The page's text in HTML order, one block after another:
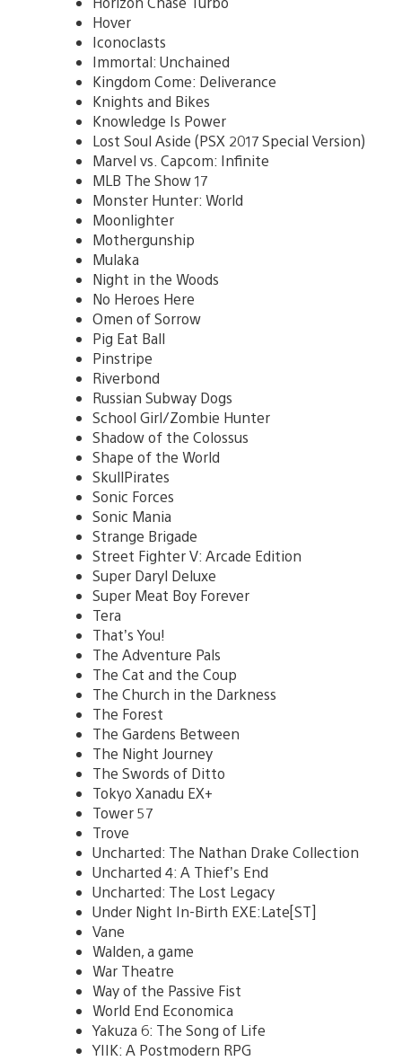
Hover
Iconoclasts
Immortal: Unchained
Kingdom Come: Deliverance
Knights and Bikes
Knowledge Is Power
Lost Soul Aside (PSX 2017 Special Version)
Marvel vs. Capcom: Infinite
MLB The Show 17
Monster Hunter: World
Moonlighter
Mothergunship
Mulaka
Night in the Woods
No Heroes Here
Omen of Sorrow
Pig Eat Ball
Pinstripe
Riverbond
Russian Subway Dogs
School Girl/Zombie Hunter
Shadow of the Colossus
Shape of the World
SkullPirates
Sonic Forces
Sonic Mania
Strange Brigade
Street Fighter V: Arcade Edition
Super Daryl Deluxe
Super Meat Boy Forever
Tera
That’s You!
The Adventure Pals
The Cat and the Coup
The Church in the Darkness
The Forest
The Gardens Between
The Night Journey
The Swords of Ditto
Tokyo Xanadu EX+
Tower 57
Trove
Uncharted: The Nathan Drake Collection
Uncharted 4: A Thief’s End
Uncharted: The Lost Legacy
Under Night In-Birth EXE:Late[ST]
Vane
Walden, a game
War Theatre
Way of the Passive Fist
World End Economica
Yakuza 6: The Song of Life
YIIK: A Postmodern RPG